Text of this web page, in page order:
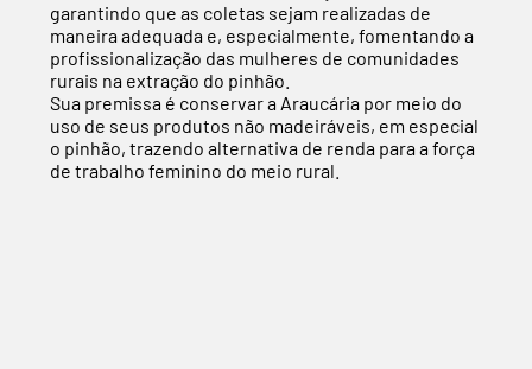
garantindo que as coletas sejam realizadas de
maneira adequada e, especialmente, fomentando a
profissionalização das mulheres de comunidades
rurais na extração do pinhão.
Sua premissa é conservar a Araucária por meio do
uso de seus produtos não madeiráveis, em especial
o pinhão, trazendo alternativa de renda para a força
de trabalho feminino do meio rural.